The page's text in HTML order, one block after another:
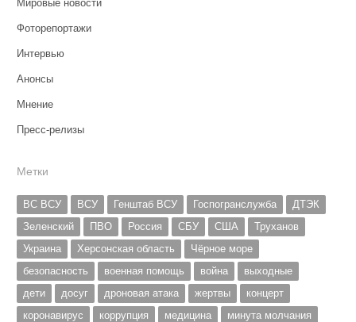
Мировые новости
Фоторепортажи
Интервью
Анонсы
Мнение
Пресс-релизы
Метки
ВС ВСУ ВСУ Генштаб ВСУ Госпогранслужба
ДТЭК
Зеленский
ПВО Россия СБУ США
Труханов
Украина
Херсонская область
Чёрное море
безопасность
военная помощь война
выходные
дети
досуг дроновая атака жертвы
концерт
коронавирус
коррупция медицина
минута молчания